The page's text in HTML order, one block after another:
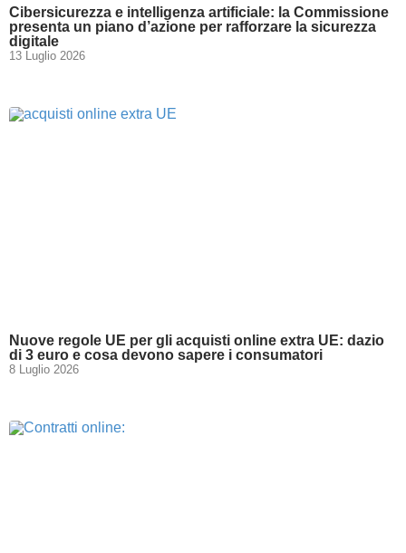
Cibersicurezza e intelligenza artificiale: la Commissione
presenta un piano d’azione per rafforzare la sicurezza
digitale
13 Luglio 2026
Nuove regole UE per gli acquisti online extra UE: dazio
di 3 euro e cosa devono sapere i consumatori
8 Luglio 2026